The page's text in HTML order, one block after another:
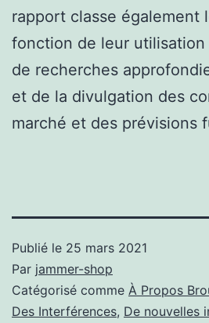
rapport classe également
fonction de leur
de recherches
et de la divulgation des
marché et des prévisions
Publié le 25 mars 2021
Par jammer-shop
Catégorisé comme À Propos
Des Interférences, De nouvelles